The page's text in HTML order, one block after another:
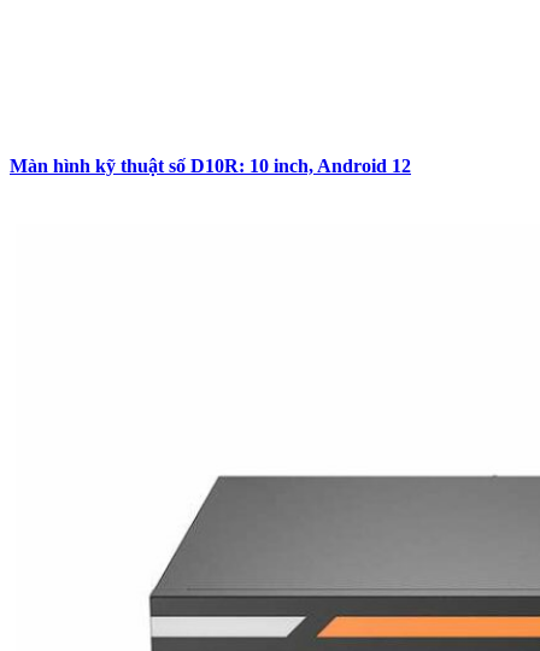
Màn hình kỹ thuật số D10R: 10 inch, Android 12